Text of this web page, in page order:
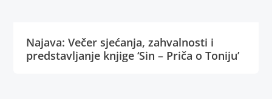
Najava: Večer sjećanja, zahvalnosti i
predstavljanje knjige ‘Sin – Priča o Toniju’